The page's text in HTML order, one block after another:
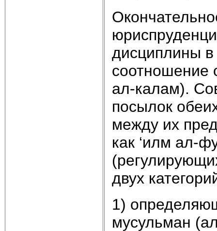
дисциплины в
соотношение
ал-калам).
посылок
между их
как ‘илм ал-
двух
1)
мусульман